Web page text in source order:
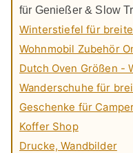
für Genießer & Slow
Winterstiefel für breite
Wohnmobil Zubehör
Dutch Oven Größen -
Wanderschuhe für
Geschenke für
Koffer Shop
Drucke, Wandbilder